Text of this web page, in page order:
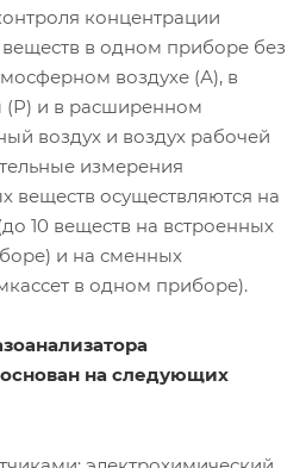
концентрации
в одном приборе без
воздухе (А), в
(Р) и в расширенном
воздух и воздух рабочей
измерения
веществ осуществляются на
10 веществ на встроенных
и на сменных
в одном приборе).
на следующих